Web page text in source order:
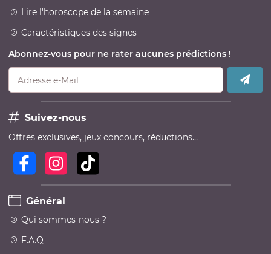
Lire l'horoscope de la semaine
Caractéristiques des signes
Abonnez-vous pour ne rater aucunes prédictions !
Adresse e-Mail
Suivez-nous
Offres exclusives, jeux concours, réductions…
Général
Qui sommes-nous ?
F.A.Q